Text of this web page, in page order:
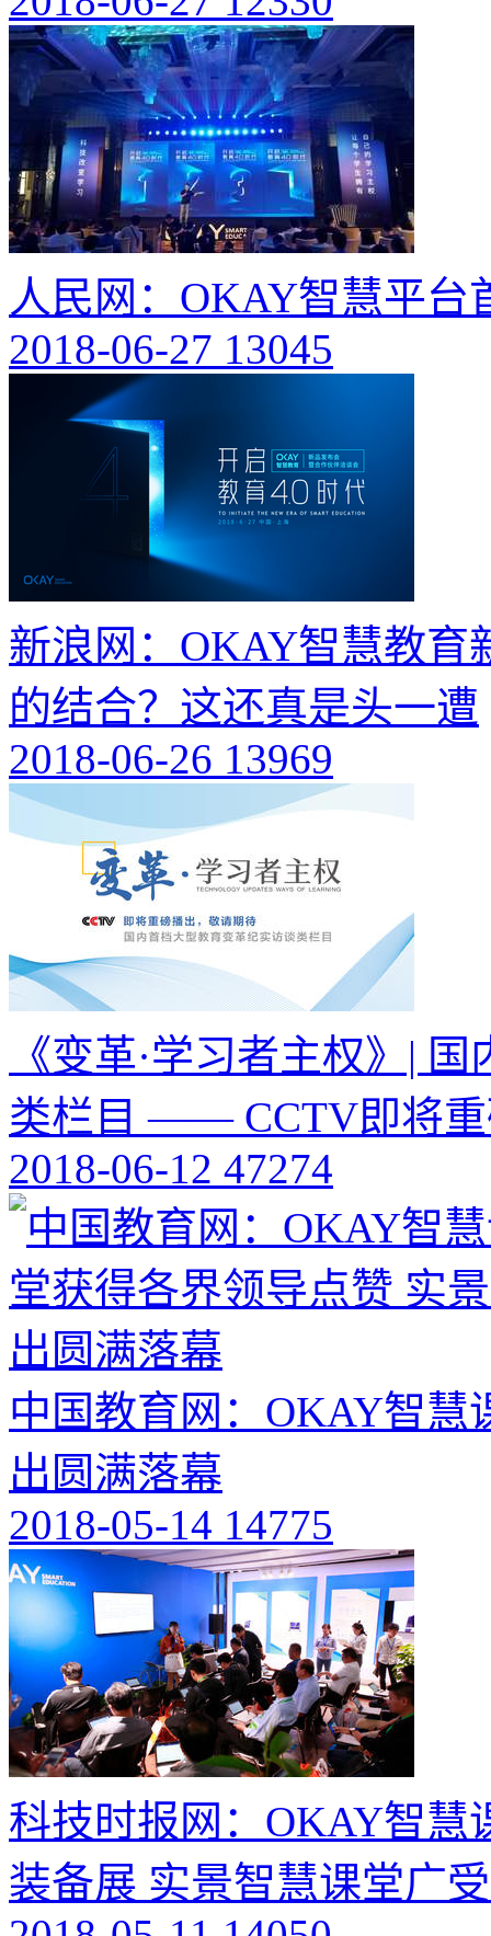
人民网：OKAY智慧平
2018-06-27 13045
新浪网：OKAY智慧教
的结合？这还真是头一遭
2018-06-26 13969
《变革·学习者主权》|
类栏目 —— CCTV即将重
2018-06-12 47274
中国教育网：OKAY智慧
出圆满落幕
2018-05-14 14775
科技时报网：OKAY智慧
装备展 实景智慧课堂广